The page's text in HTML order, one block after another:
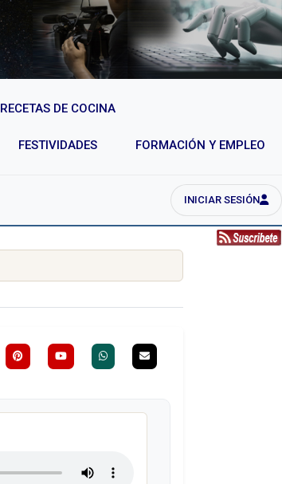
RECETAS DE COCINA
FESTIVIDADES FORMACIÓN Y EMPLEO
INICIAR SESIÓN